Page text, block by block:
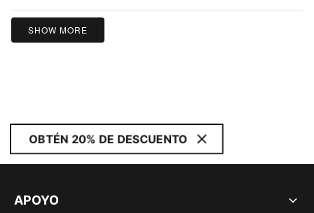
SHOW MORE
OBTÉN 20% DE DESCUENTO
APOYO